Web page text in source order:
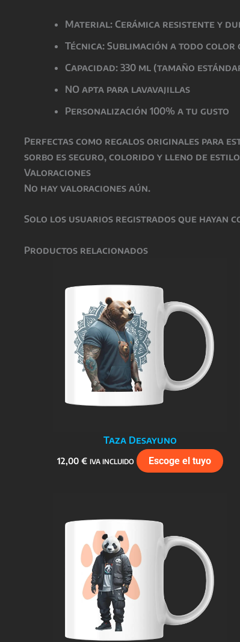
Material: Cerámica resistente y
Técnica: Sublimación a todo
Capacidad: 330 ml (tamaño
NO apta para lavavajillas
Personalización 100% a tu gusto
Perfectas como regalos originales para
sorbo es seguro, colorido y lleno de estilo
Valoraciones
No hay valoraciones aún.
Solo los usuarios registrados que hayan
Productos relacionados
Taza Desayuno
12,00 € IVA INCLUIDO Escoge el tuyo